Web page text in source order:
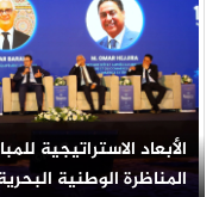
الأبعاد الاستراتيجية
المناظرة الوطنية